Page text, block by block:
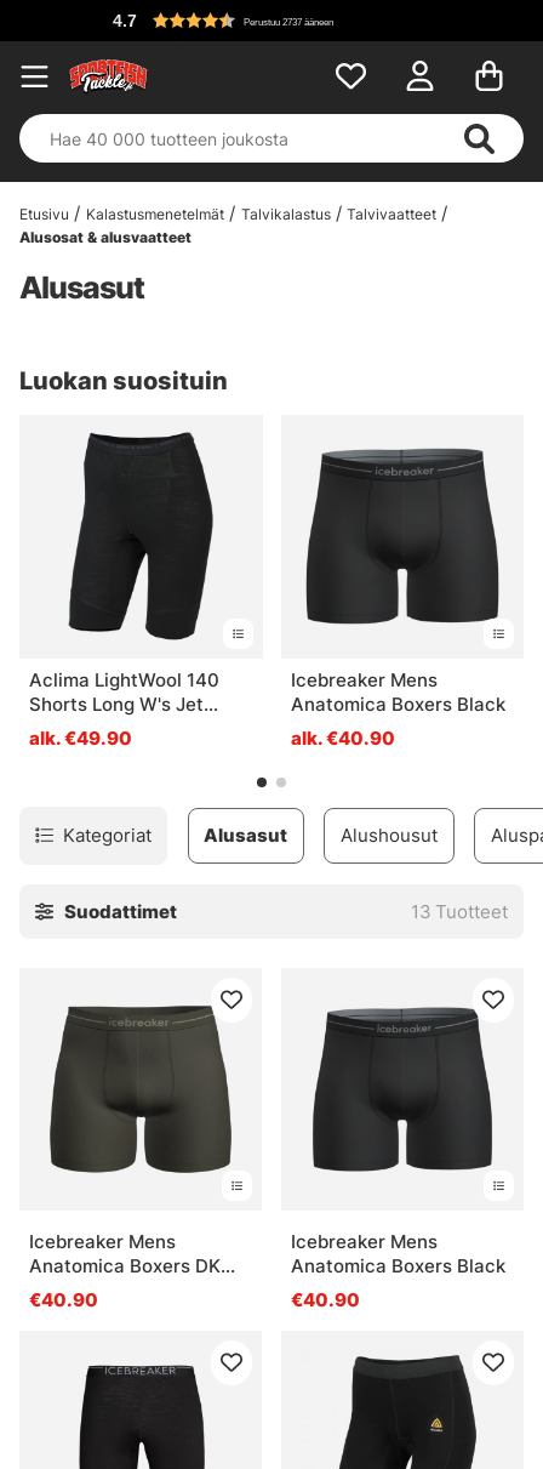
Perustuu 2737 ääneen
Etusivu Kalastusmenetelmät Talvikalastus
Talvivaatteet
Alusosat & alusvaatteet
Alusasut
Luokan suosituin
Aclima LightWool 140
Shorts Long W's Jet
Black
alk. €49.90
Icebreaker Mens
Anatomica Boxers Black
alk. €40.90
Kategoriat Alusasut Alushousut
Suodattimet 13 Tuotteet
Icebreaker Mens
Anatomica Boxers DK
Loden
€40.90
Icebreaker Mens
Anatomica Boxers Black
€40.90